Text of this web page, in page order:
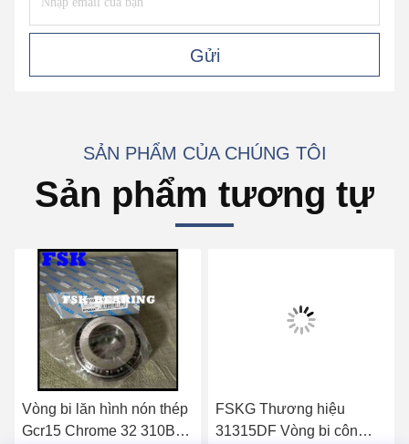
Gửi
SẢN PHẨM CỦA CHÚNG TÔI
Sản phẩm tương tự
Vòng bi lăn hình nón thép
Gcr15 Chrome 32 310B
FSKG Thương hiệu
31315DF Vòng bi côn